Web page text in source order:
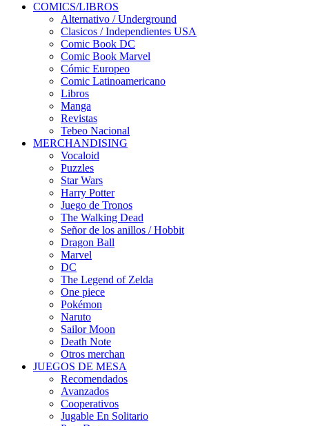
COMICS/LIBROS
Alternativo / Underground
Clasicos / Independientes USA
Comic Book DC
Comic Book Marvel
Cómic Europeo
Comic Latinoamericano
Libros
Manga
Revistas
Tebeo Nacional
MERCHANDISING
Vocaloid
Puzzles
Star Wars
Harry Potter
Juego de Tronos
The Walking Dead
Señor de los anillos / Hobbit
Dragon Ball
Marvel
DC
The Legend of Zelda
One piece
Pokémon
Naruto
Sailor Moon
Death Note
Otros merchan
JUEGOS DE MESA
Recomendados
Avanzados
Cooperativos
Jugable En Solitario